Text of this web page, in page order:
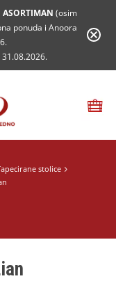
(osim
ponuda i Anoora
31.08.2026.
stolice